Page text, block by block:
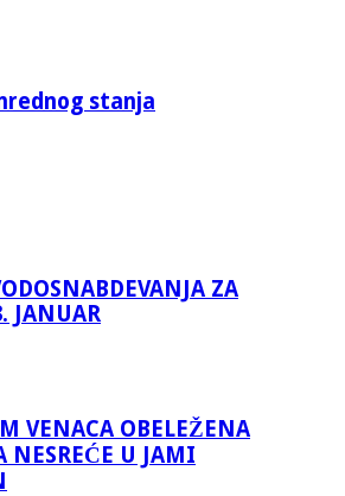
stanja
ZA
JANUAR
VENACA OBELEŽENA
NESREĆE U JAMI